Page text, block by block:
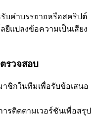
บคำบรรยายหรือสคริปต์
ยีแปลงข้อความเป็นเสียง
รวจสอบ
ชิกในทีมเพื่อรับข้อเสนอ
รติดตามเวอร์ชันเพื่อสรุป